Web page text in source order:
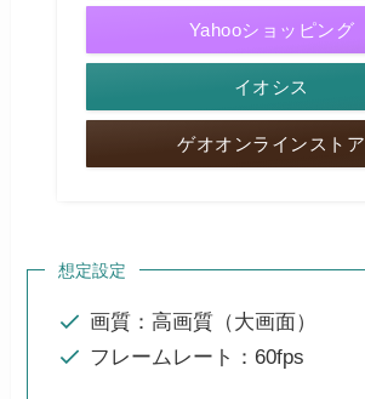
Yahooショッピング
イオシス
ゲオオンラインストア
想定設定
画質：高画質（大画面）
フレームレート：60fps